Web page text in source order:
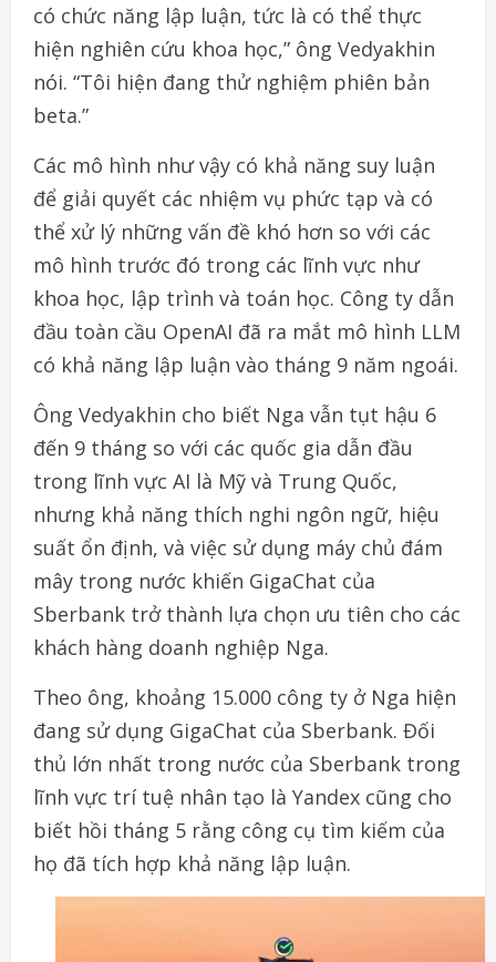
có chức năng lập luận, tức là có thể thực
hiện nghiên cứu khoa học,” ông Vedyakhin
nói. “Tôi hiện đang thử nghiệm phiên bản
beta.”
Các mô hình như vậy có khả năng suy luận
để giải quyết các nhiệm vụ phức tạp và có
thể xử lý những vấn đề khó hơn so với các
mô hình trước đó trong các lĩnh vực như
khoa học, lập trình và toán học. Công ty dẫn
đầu toàn cầu OpenAI đã ra mắt mô hình LLM
có khả năng lập luận vào tháng 9 năm ngoái.
Ông Vedyakhin cho biết Nga vẫn tụt hậu 6
đến 9 tháng so với các quốc gia dẫn đầu
trong lĩnh vực AI là Mỹ và Trung Quốc,
nhưng khả năng thích nghi ngôn ngữ, hiệu
suất ổn định, và việc sử dụng máy chủ đám
mây trong nước khiến GigaChat của
Sberbank trở thành lựa chọn ưu tiên cho các
khách hàng doanh nghiệp Nga.
Theo ông, khoảng 15.000 công ty ở Nga hiện
đang sử dụng GigaChat của Sberbank. Đối
thủ lớn nhất trong nước của Sberbank trong
lĩnh vực trí tuệ nhân tạo là Yandex cũng cho
biết hồi tháng 5 rằng công cụ tìm kiếm của
họ đã tích hợp khả năng lập luận.